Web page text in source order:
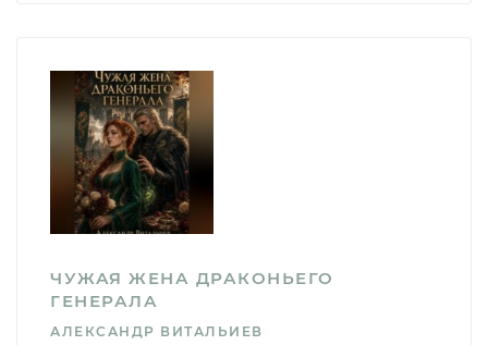
ЧУЖАЯ ЖЕНА ДРАКОНЬЕГО
ГЕНЕРАЛА
АЛЕКСАНДР ВИТАЛЬИЕВ